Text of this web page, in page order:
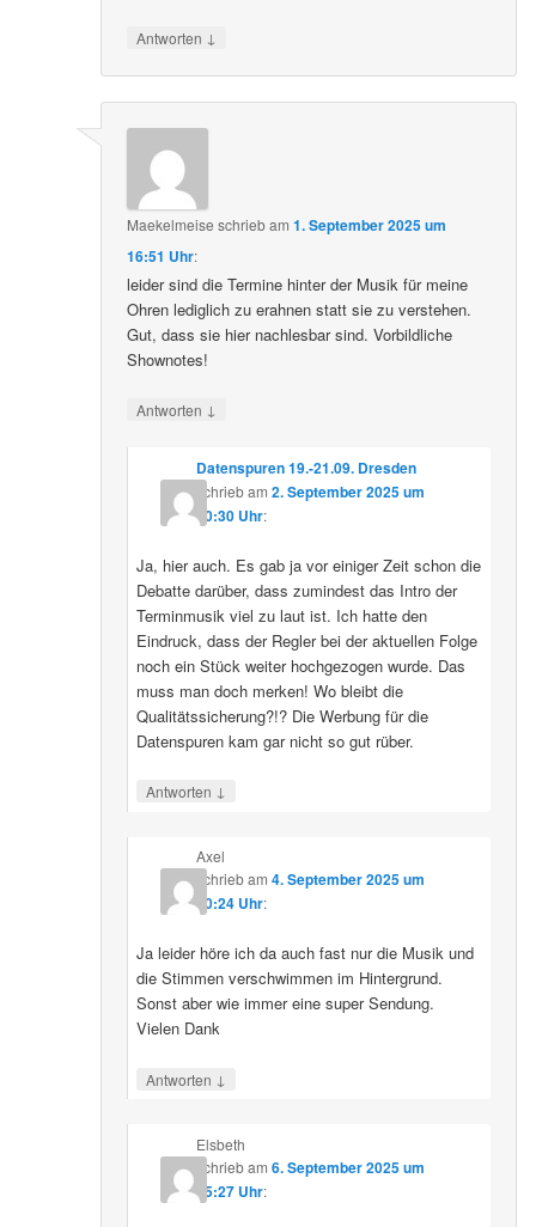
Antworten ↓
Maekelmeise schriebam1. September 2025 um
16:51 Uhr:
leider sind die Termine hinter der Musik für meine
Ohren lediglich zu erahnen statt sie zu verstehen.
Gut, dass sie hier nachlesbar sind. Vorbildliche
Shownotes!
Antworten ↓
Datenspuren 19.-21.09. Dresden
schriebam 2. September 2025 um
10:30 Uhr:
Ja, hier auch. Es gab ja vor einiger Zeit schon die
Debatte darüber, dass zumindest das Intro der
Terminmusik viel zu laut ist. Ich hatte den
Eindruck, dass der Regler bei der aktuellen Folge
noch ein Stück weiter hochgezogen wurde. Das
muss man doch merken! Wo bleibt die
Qualitätssicherung?!? Die Werbung für die
Datenspuren kam gar nicht so gut rüber.
Antworten ↓
Axel
schriebam 4. September 2025 um
10:24 Uhr:
Ja leider höre ich da auch fast nur die Musik und
die Stimmen verschwimmen im Hintergrund.
Sonst aber wie immer eine super Sendung.
Vielen Dank
Antworten ↓
Elsbeth
schriebam 6. September 2025 um
15:27 Uhr: